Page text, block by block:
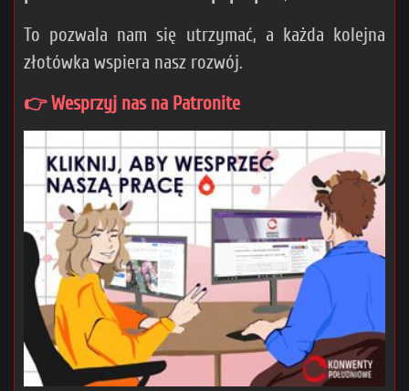
To pozwala nam się utrzymać, a każda kolejna
złotówka wspiera nasz rozwój.
👉 Wesprzyj nas na Patronite